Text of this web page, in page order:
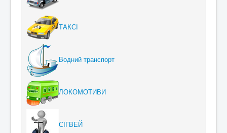
ТАКСІ
Водний транспорт
ЛОКОМОТИВИ
СІГВЕЙ